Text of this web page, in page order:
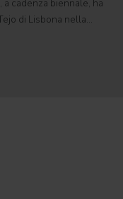
a cadenza biennale, ha
di Lisbona nella